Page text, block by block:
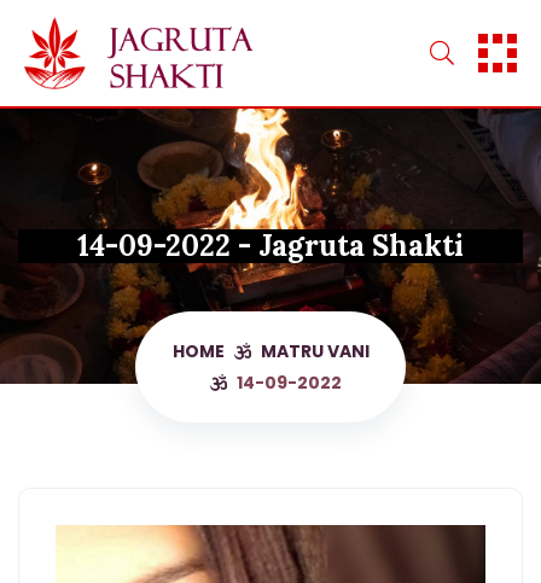
content
14-09-2022 - Jagruta Shakti
HOME
MATRU VANI
14-09-2022